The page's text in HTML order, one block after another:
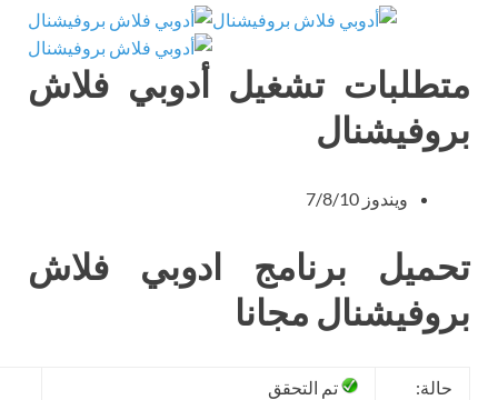
تشغيل أدوبي فلاش
ويندوز 7/8/10
برنامج ادوبي فلاش
مجانا
تم التحقق